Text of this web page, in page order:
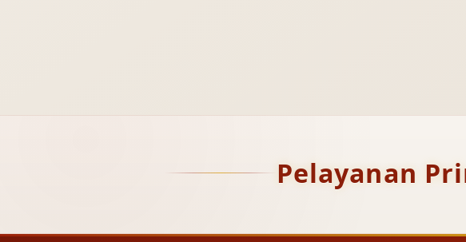
Pelayanan